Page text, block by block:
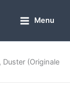
Menu
Duster (Originale